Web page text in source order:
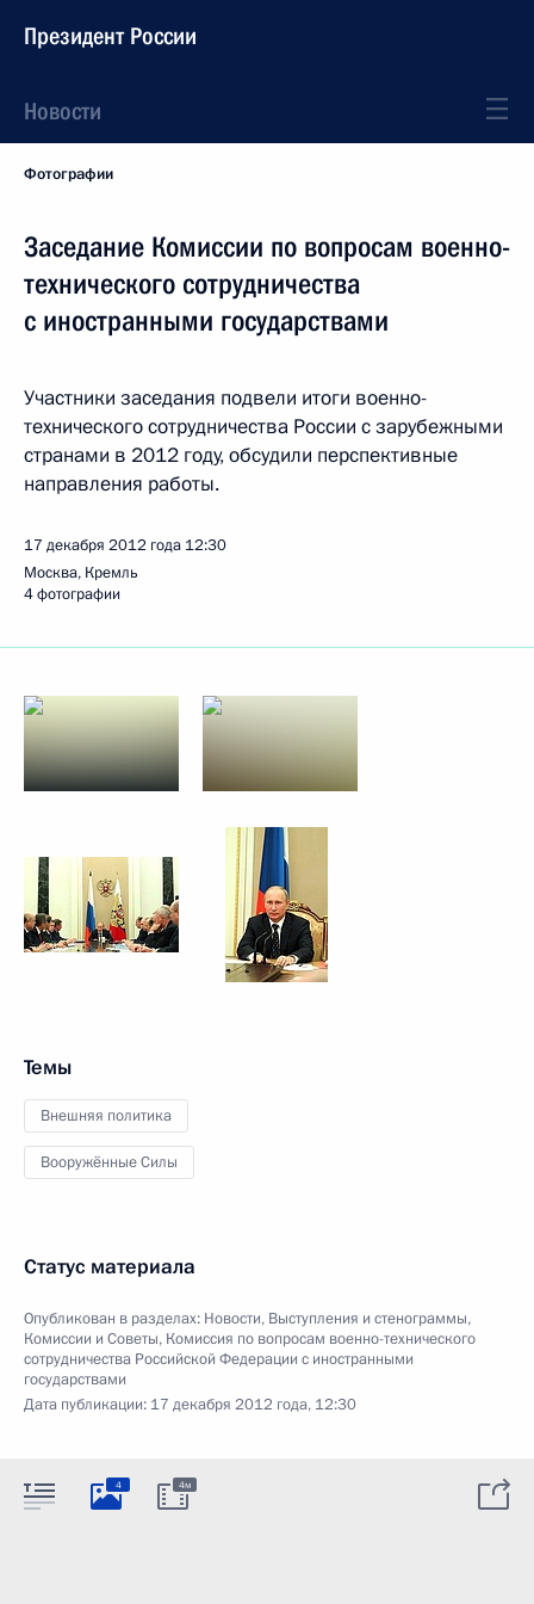
Президент России
Новости
Фотографии
Заседание Комиссии по вопросам военно-
технического сотрудничества
с иностранными государствами
Участники заседания подвели итоги военно-
технического сотрудничества России с зарубежными
странами в 2012 году, обсудили перспективные
направления работы.
17 декабря 2012 года 12:30
Москва, Кремль
4 фотографии
Темы
Внешняя политика
Вооружённые Силы
Статус материала
Опубликован в разделах: Новости, Выступления и стенограммы,
Комиссии и Советы, Комиссия по вопросам военно-технического
сотрудничества Российской Федерации с иностранными
государствами
Дата публикации: 17 декабря 2012 года, 12:30
4 4м